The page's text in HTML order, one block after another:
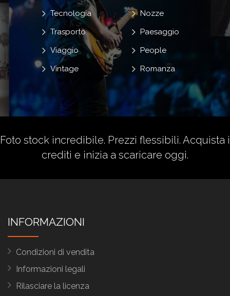
Nozze
Paesaggio
People
Romanza
Tecnologia
Trasporto
Viaggio
Vintage
Foto stock incredibile. Prezzi flessibili. Acquista i
crediti e inizia a scaricare oggi.
INFORMAZIONI
Condizioni di vendita
Informazioni legali
Rilasciare la licenza